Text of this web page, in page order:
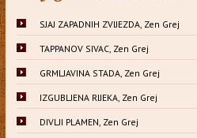
SJAJ ZAPADNIH ZVIJEZDA, Zen Grej
TAPPANOV SIVAC, Zen Grej
GRMLJAVINA STADA, Zen Grej
IZGUBLJENA RIJEKA, Zen Grej
DIVLJI PLAMEN, Zen Grej